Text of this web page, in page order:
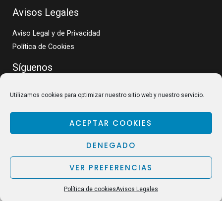
Utilizamos cookies para optimizar nuestro sitio web y nuestro servicio.
ACEPTAR COOKIES
DENEGADO
VER PREFERENCIAS
Política de cookiesAvisos Legales
Avisos Legales
Aviso Legal y de Privacidad
Política de Cookies
Síguenos